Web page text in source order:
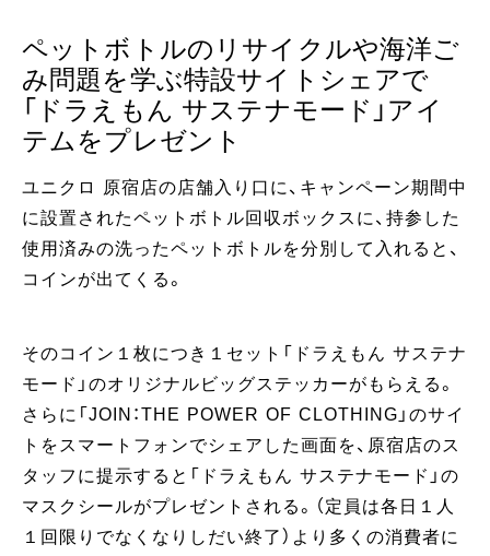
ペットボトルのリサイクルや海洋ご
み問題を学ぶ特設サイトシェアで
「ドラえもん サステナモード」アイ
テムをプレゼント
ユニクロ 原宿店の店舗入り口に、キャンペーン期間中
に設置されたペットボトル回収ボックスに、持参した
使用済みの洗ったペットボトルを分別して入れると、
コインが出てくる。
そのコイン１枚につき１セット「ドラえもん サステナ
モード」のオリジナルビッグステッカーがもらえる。
さらに「JOIN：THE POWER OF CLOTHING」のサイ
トをスマートフォンでシェアした画面を、原宿店のス
タッフに提示すると「ドラえもん サステナモード」の
マスクシールがプレゼントされる。（定員は各日１人
１回限りでなくなりしだい終了）より多くの消費者に